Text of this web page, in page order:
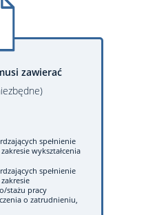
zawierać
spełnienie
wykształcenia
spełnienie
stażu pracy
o zatrudnieniu,